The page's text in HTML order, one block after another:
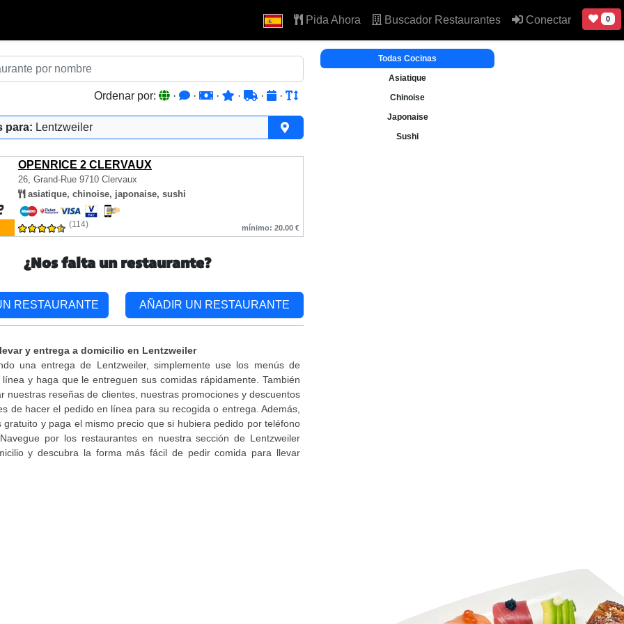
Pida Ahora Buscador Restaurantes Conectar 0
Ordenar por: · · · · · ·
para: Lentzweiler
OPENRICE 2 CLERVAUX
26, Grand-Rue 9710 Clervaux
asiatique, chinoise, japonaise, sushi
(114) mínimo: 20.00 €
Todas Cocinas
Asiatique
Chinoise
Japonaise
Sushi
¿Nos falta un restaurante?
RESTAURANTE AÑADIR UN RESTAURANTE
y entrega a domicilio en Lentzweiler
una entrega de Lentzweiler, simplemente use los menús de
y haga que le entreguen sus comidas rápidamente. También
nuestras reseñas de clientes, nuestras promociones y descuentos
de hacer el pedido en línea para su recogida o entrega. Además,
gratuito y paga el mismo precio que si hubiera pedido por teléfono
por los restaurantes en nuestra sección de Lentzweiler
y descubra la forma más fácil de pedir comida para llevar